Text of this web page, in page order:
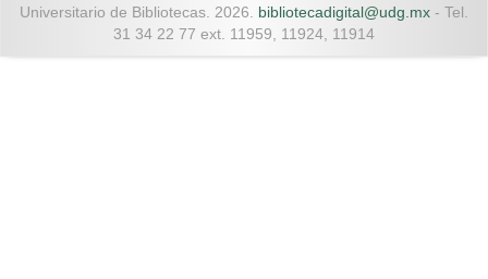
Universitario de Bibliotecas. 2026. bibliotecadigital@udg.mx - Tel.
31 34 22 77 ext. 11959, 11924, 11914